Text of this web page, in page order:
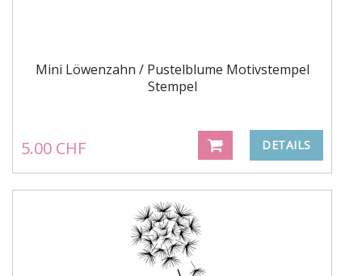
Mini Löwenzahn / Pustelblume Motivstempel
Stempel
5.00 CHF DETAILS